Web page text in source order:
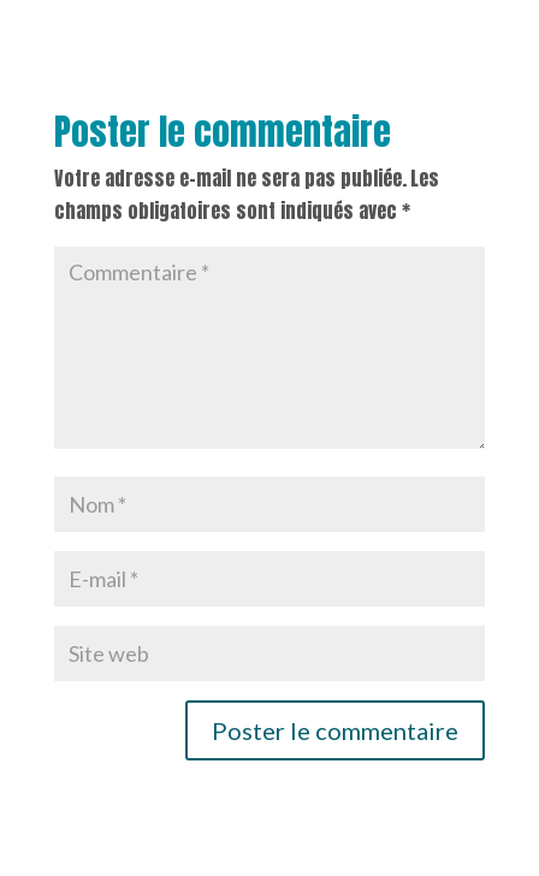
Poster le commentaire
Votre adresse e-mail ne sera pas publiée.Les
champs obligatoires sont indiqués avec *